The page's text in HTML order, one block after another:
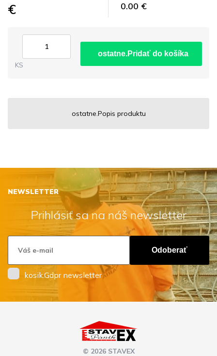
€ 0.00 €
KS
ostatne.Pridať do košíka
ostatne.Popis produktu
NEWSLETTER
Prihlásiť sa na náš newsletter
Odoberať
kosik.Gdpr newsletter
© 2026 STAVEX